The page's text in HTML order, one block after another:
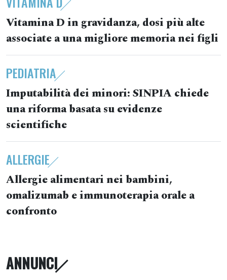
Vitamina D in gravidanza, dosi più alte
associate a una migliore memoria nei figli
PEDIATRIA
Imputabilità dei minori: SINPIA chiede
una riforma basata su evidenze
scientifiche
ALLERGIE
Allergie alimentari nei bambini,
omalizumab e immunoterapia orale a
confronto
ANNUNCI